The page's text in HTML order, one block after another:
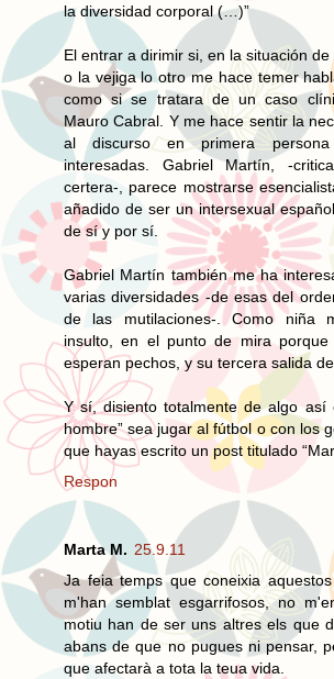
la diversidad corporal (…)”
El entrar a dirimir si, en la situación
o la vejiga lo otro me hace temer
como si se tratara de un caso
Mauro Cabral. Y me hace sentir la
al discurso en primera
interesadas. Gabriel Martín, -
certera-, parece mostrarse
añadido de ser un intersexual
de sí y por sí.
Gabriel Martín también me ha
varias diversidades -de esas del
de las mutilaciones-. Como niña
insulto, en el punto de mira
esperan pechos, y su tercera salida
Y sí, disiento totalmente de algo así
hombre” sea jugar al fútbol o con los
que hayas escrito un post titulado
Respon
Marta M. 25.9.11
Ja feia temps que coneixia
m'han semblat esgarrifosos, no
motiu han de ser uns altres els que
abans de que no pugues ni pensar,
que afectarà a tota la teua vida.